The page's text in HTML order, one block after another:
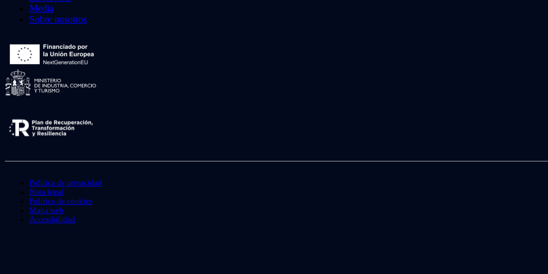
Media
Sobre nosotros
Política de privacidad
Nota legal
Política de cookies
Mapa web
Accesibilidad